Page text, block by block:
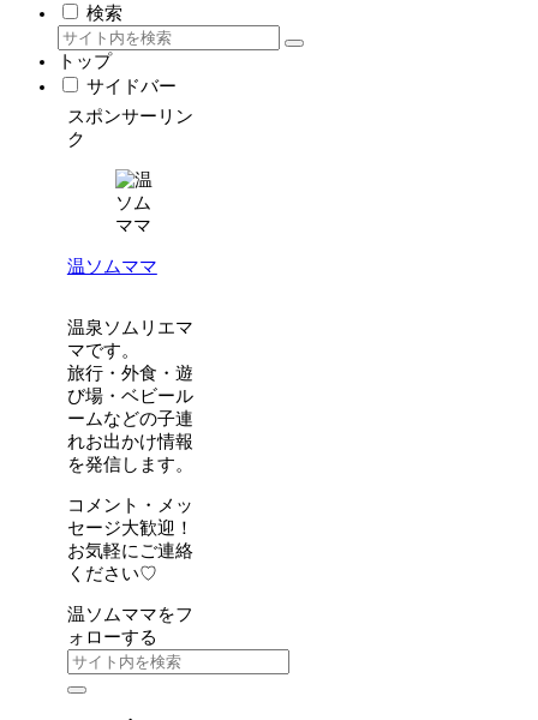
検索
トップ
サイドバー
スポンサーリン
ク
温ソムママ
温泉ソムリエマ
マです。
旅行・外食・遊
び場・ベビール
ームなどの子連
れお出かけ情報
を発信します。
コメント・メッ
セージ大歓迎！
お気軽にご連絡
ください♡
温ソムママをフ
ォローする